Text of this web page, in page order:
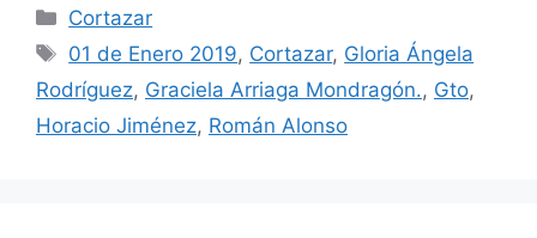
Categorías
Cortazar
Etiquetas
01 de Enero 2019, Cortazar, Gloria Ángela
Rodríguez, Graciela Arriaga Mondragón., Gto,
Horacio Jiménez, Román Alonso